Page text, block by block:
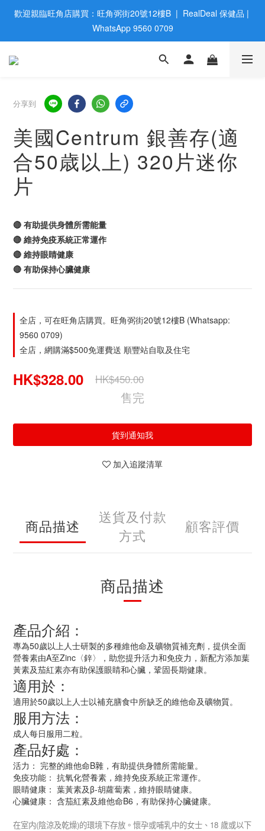
歡迎親臨旺角店購買：旺角弼街20號12樓B  |  RealDeal 保健品 |
WhatsApp 9560 0709
歡迎親臨旺角店購買：旺角弼街20號12樓B  |  RealDeal 保健品 |
WhatsApp 9560 0709
會員大升級 | 於12個月内消費滿$2200，即成爲黃金會員 | 消費滿
網站購買滿$500，免運費送貨 | Free Delivery on HK $500 Online
Order
歡迎親臨旺角店購買：旺角弼街20號12樓B  |  RealDeal 保健品 |
WhatsApp 9560 0709
分享到
美國Centrum 銀善存(適
合50歳以上) 320片迷你
片
🔴 有助提供身體所需能量
🔴 維持免疫系統正常運作
🔴 維持眼睛健康
🔴 有助保持心臟健康
全店，可在旺角店購買。旺角弼街20號12樓B (Whatsapp:
9560 0709)
全店，網購滿$500免運費送 順豐站自取及住宅
HK$328.00 HK$450.00
售完
貨到通知我
加入追蹤清單
商品描述
送貨及付款
方式
顧客評價
商品描述
產品介紹：
專為50歲以上人士研製的多種維他命及礦物質補充劑，提供全面
營養素由A至Zinc〈鋅〉，助您提升活力和免疫力，新配方添加葉
黃素及茄紅素亦有助保護眼睛和心臟，鞏固長期健康。
適用於：
適用於50歲以上人士以補充膳食中所缺乏的維他命及礦物質。
服用方法：
成人每日服用二粒。
產品好處：
活力： 完整的維他命B雜，有助提供身體所需能量。
免疫功能： 抗氧化營養素，維持免疫系統正常運作。
眼睛健康： 葉黃素及β-胡蘿蔔素，維持眼睛健康。
心臟健康： 含茄紅素及維他命B6，有助保持心臟健康。
在室内(陰涼及乾燥)的環境下存放。懷孕或哺乳中的女士、 18 歲或以下